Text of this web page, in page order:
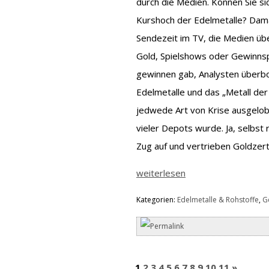
Kurshoch der Edelmetalle?
Sendezeit im TV, die Medien
Gold, Spielshows oder
gewinnen gab, Analysten
Edelmetalle und das „Metall
jedwede Art von Krise
vieler Depots wurde. Ja, selbst
Zug auf und vertrieben
weiterlesen
Kategorien: Edelmetalle & Rohstoffe,